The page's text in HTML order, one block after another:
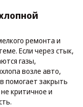
ремонта и
Если через стык,
газы,
возле авто,
помогает закрыть
критичное и